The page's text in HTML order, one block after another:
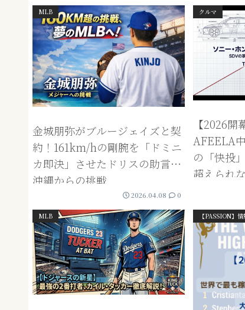
MLB
金城朋弥がブルージェイズと契
約！161km/hの剛腕を「ドミニ
カ即決」させたドリスの助言と
沖縄からの挑戦
2026.04.08 0
クルマ
【2026
AFEELA
の「快投
超えられ
MLB 【PASSION】